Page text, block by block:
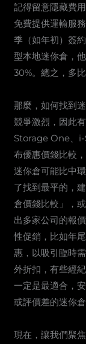
記得留意隱藏費
免費提供運輸服
季（如年初）簽
型本地迷你倉，
30%。總之，多
那麼，如何找到
競爭激烈，因此
Storage One、
布優惠價錢比較
迷你倉可能比中
了找到最平的，
倉價錢比較」，
出多家公司的報
性促銷，比如年
惠，以吸引臨時
外折扣，有些經
一定是最適合，
或評價差的迷你倉
現在，讓我們聚